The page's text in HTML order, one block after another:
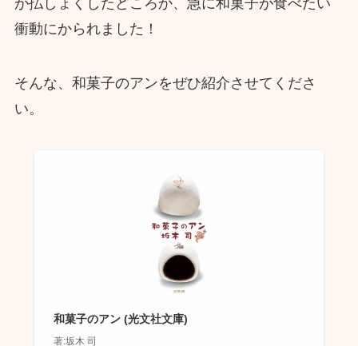
衝動にかられました！
そんな、和菓子のアンをぜひ紹介させてくださ
い。
和菓子のアン (光文社文庫)
著:坂木 司